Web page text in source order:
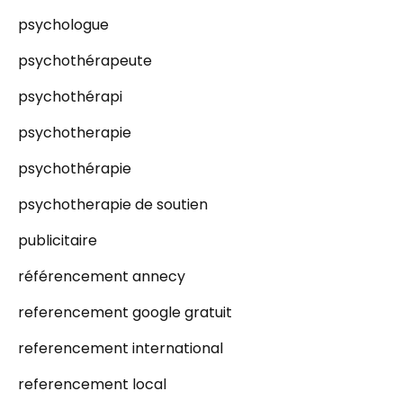
psychologue
psychothérapeute
psychothérapi
psychotherapie
psychothérapie
psychotherapie de soutien
publicitaire
référencement annecy
referencement google gratuit
referencement international
referencement local